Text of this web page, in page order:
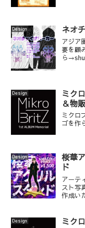
Design ネオ
アジア
要を顧
ら
Design
ミク
＆物
ミクロ
ゴを作
Design
桜華
ド
アーテ
スト写
作成い
Design ミク